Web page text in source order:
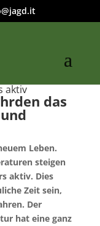
aktiv
das
Leben.
steigen
aktiv. Dies
Zeit sein,
Der
hat eine ganz